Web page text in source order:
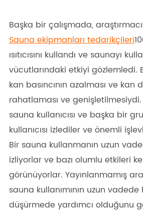
Başka bir çalışmada,
Sauna ekipmanları tedarikçileri
ısıtıcısını kullandı ve saunayı
vücutlarındaki etkiyi gözlemledi.
kan basıncının azalması ve kan
rahatlaması ve genişletilmesiydi.
sauna kullanıcısı ve başka bir
kullanıcısı izlediler ve önemli
Bir sauna kullanmanın uzun
izliyorlar ve bazı olumlu etkileri
görünüyorlar. Yayınlanmamış
sauna kullanımının uzun vadede
düşürmede yardımcı olduğunu